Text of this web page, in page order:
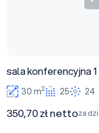
sala konferencyjna 1
30 m2 25 24
350,70 zł nettoza